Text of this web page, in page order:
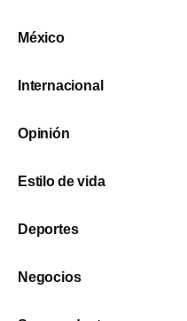
México
Internacional
Opinión
Estilo de vida
Deportes
Negocios